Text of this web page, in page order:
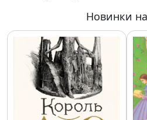
Новинки на